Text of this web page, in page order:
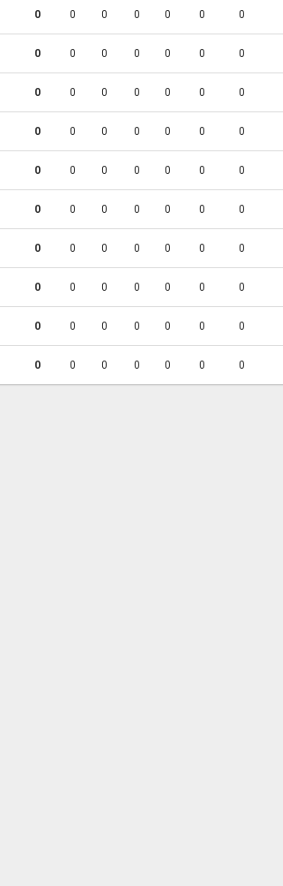
0 0 0 0 0 0 0
0 0 0 0 0 0 0
0 0 0 0 0 0 0
0 0 0 0 0 0 0
0 0 0 0 0 0 0
0 0 0 0 0 0 0
0 0 0 0 0 0 0
0 0 0 0 0 0 0
0 0 0 0 0 0 0
0 0 0 0 0 0 0